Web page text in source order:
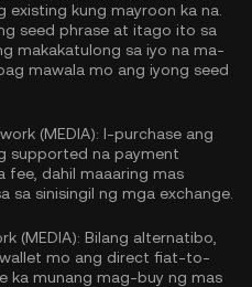
kung mayroon ka na.
seed phrase at itago ito sa
makakatulong sa iyo na ma-
mawala mo ang iyong seed
(MEDIA): I-purchase ang
supported na payment
fee, dahil maaaring mas
sa sinisingil ng mga exchange.
(MEDIA): Bilang alternatibo,
mo ang direct fiat-to-
ka munang mag-buy ng mas